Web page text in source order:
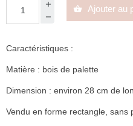
 Ajouter au
Caractéristiques :
Matière : bois de palette
Dimension : environ 28 cm de
Vendu en forme rectangle, sans